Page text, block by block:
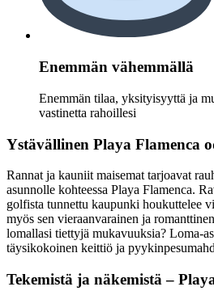
Enemmän vähemmällä
Enemmän tilaa, yksityisyyttä ja
vastinetta rahoillesi
Ystävällinen Playa Flamenca
Rannat ja kauniit maisemat tarjoavat
asunnolle kohteessa Playa Flamenca.
golfista tunnettu kaupunki houkuttelee
myös sen vieraanvarainen ja
lomallasi tiettyjä mukavuuksia? Loma-
täysikokoinen keittiö ja
Tekemistä ja näkemistä –